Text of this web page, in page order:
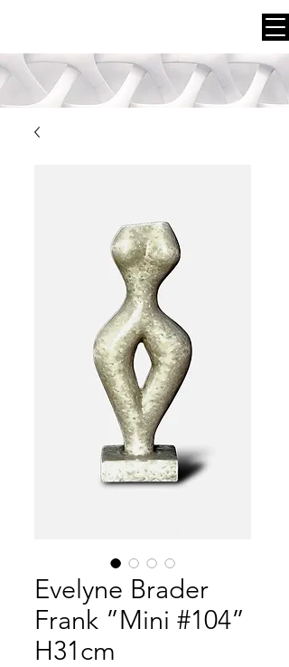
Evelyne Brader
Frank ”Mini #104”
H31cm